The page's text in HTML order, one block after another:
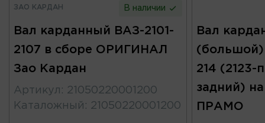
ЗАО КАРДАН В наличии
Вал карданный ВАЗ-2101-
2107 в сборе ОРИГИНАЛ
Зао Кардан
Артикул : 21050220001200
Каталожный : 21050220001200
Вал
(большой)
214 (2123-
задний)
ПРАМО